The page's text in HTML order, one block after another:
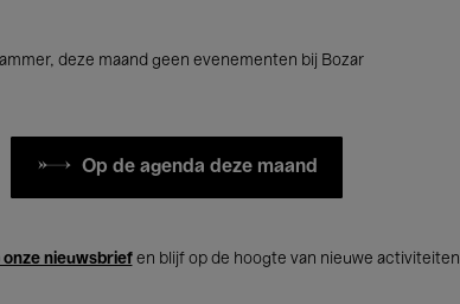
deze maand geen evenementen bij Bozar
Op de agenda deze maand
onze nieuwsbriefen blijf op de hoogte van nieuwe activiteiten